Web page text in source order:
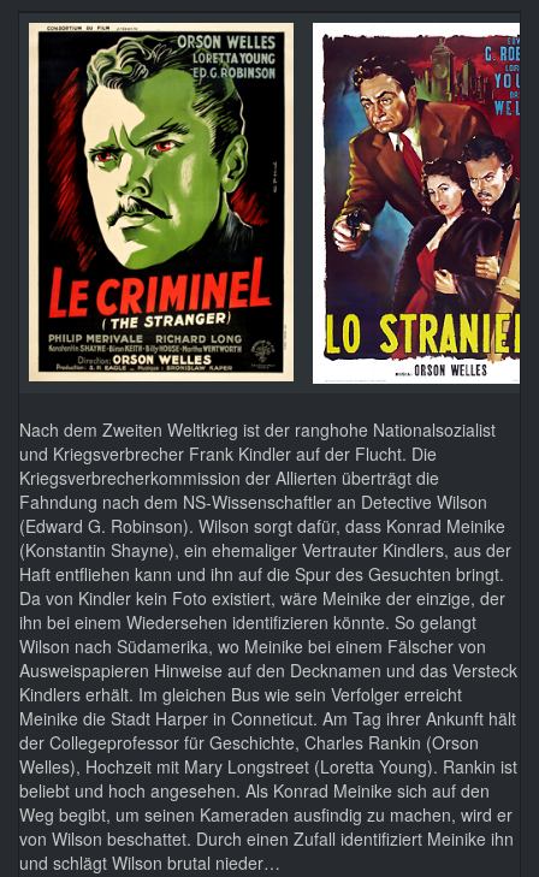
Nach dem Zweiten Weltkrieg ist der ranghohe Nationalsozialist
und Kriegsverbrecher Frank Kindler auf der Flucht. Die
Kriegsverbrecherkommission der Allierten überträgt die
Fahndung nach dem NS-Wissenschaftler an Detective Wilson
(Edward G. Robinson). Wilson sorgt dafür, dass Konrad Meinike
(Konstantin Shayne), ein ehemaliger Vertrauter Kindlers, aus der
Haft entfliehen kann und ihn auf die Spur des Gesuchten bringt.
Da von Kindler kein Foto existiert, wäre Meinike der einzige, der
ihn bei einem Wiedersehen identifizieren könnte. So gelangt
Wilson nach Südamerika, wo Meinike bei einem Fälscher von
Ausweispapieren Hinweise auf den Decknamen und das Versteck
Kindlers erhält. Im gleichen Bus wie sein Verfolger erreicht
Meinike die Stadt Harper in Conneticut. Am Tag ihrer Ankunft hält
der Collegeprofessor für Geschichte, Charles Rankin (Orson
Welles), Hochzeit mit Mary Longstreet (Loretta Young). Rankin ist
beliebt und hoch angesehen. Als Konrad Meinike sich auf den
Weg begibt, um seinen Kameraden ausfindig zu machen, wird er
von Wilson beschattet. Durch einen Zufall identifiziert Meinike ihn
und schlägt Wilson brutal nieder…